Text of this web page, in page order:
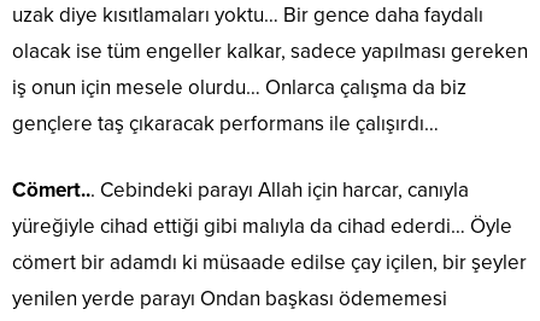
uzak diye kısıtlamaları yoktu… Bir gence daha faydalı
olacak ise tüm engeller kalkar, sadece yapılması gereken
iş onun için mesele olurdu… Onlarca çalışma da biz
gençlere taş çıkaracak performans ile çalışırdı…
Cömert... Cebindeki parayı Allah için harcar, canıyla
yüreğiyle cihad ettiği gibi malıyla da cihad ederdi… Öyle
cömert bir adamdı ki müsaade edilse çay içilen, bir şeyler
yenilen yerde parayı Ondan başkası ödememesi